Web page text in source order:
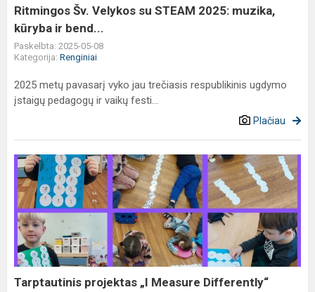
kūryba
ir
bend...
Ritmingos Šv. Velykos su STEAM 2025: muzika,
kūryba ir bend...
Paskelbta: 2025-05-08
Kategorija: Renginiai
2025 metų pavasarį vyko jau trečiasis respublikinis ugdymo
įstaigų pedagogų ir vaikų festi...
Plačiau
Tarptautinis
projektas
„I
Measure
Differently“
(„Matuoju
ki...
Tarptautinis projektas „I Measure Differently“